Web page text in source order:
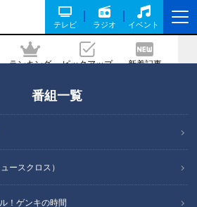
テレビ ラジオ イベント
ランキング ピックアップ 新着記事
番組一覧
ースクロス）
！ゲンキの時間
３分クッキング】